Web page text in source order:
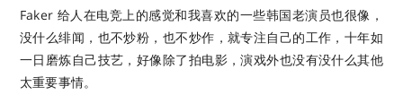
Faker 给人在电竞上的感觉和我喜欢的一些韩国老演员也很像，
没什么绯闻，也不炒粉，也不炒作，就专注自己的工作，十年如
一日磨炼自己技艺，好像除了拍电影，演戏外也没有没什么其他
太重要事情。